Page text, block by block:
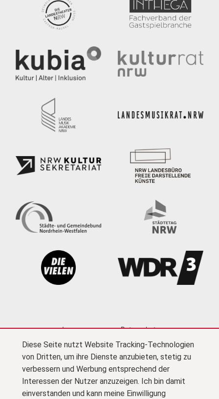
Diese Seite nutzt Website Tracking-Technologien
von Dritten, um ihre Dienste anzubieten, stetig zu
verbessern und Werbung entsprechend der
Interessen der Nutzer anzuzeigen. Ich bin damit
einverstanden und kann meine Einwilligung
Impressum
Datenschutz
Cookie-Einstellungen
Kontakt
Newsletter
Presse
Barrierefreiheit Netiquette (PDF)
© Kultursekretariat NRW Gütersloh Zu